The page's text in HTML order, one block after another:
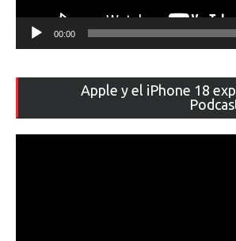
00:00
Apple y el iPhone 18